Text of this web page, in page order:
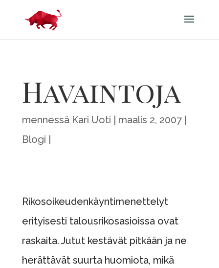
Havaintoja
mennessä Kari Uoti
maalis 2, 2007
Blogi
Rikosoikeudenkäyntimenettelyt
erityisesti talousrikosasioissa ovat
raskaita. Jutut kestävät pitkään ja ne
herättävät suurta huomiota, mikä